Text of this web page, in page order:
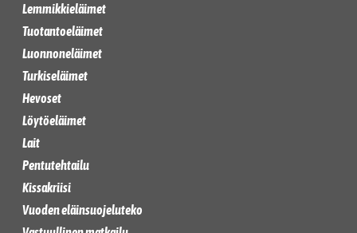
Lemmikkieläimet
Tuotantoeläimet
Luonnoneläimet
Turkiseläimet
Hevoset
Löytöeläimet
Lait
Pentutehtailu
Kissakriisi
Vuoden eläinsuojeluteko